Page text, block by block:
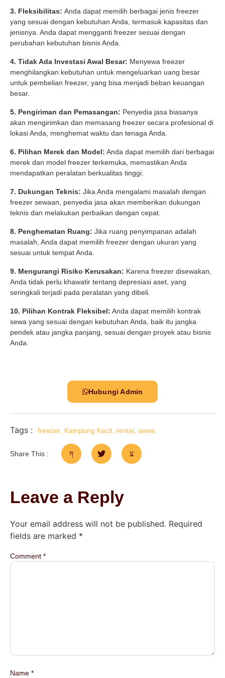
3. Fleksibilitas: Anda dapat memilih berbagai jenis freezer
yang sesuai dengan kebutuhan Anda, termasuk kapasitas dan
jenisnya. Anda dapat mengganti freezer sesuai dengan
perubahan kebutuhan bisnis Anda.
4. Tidak Ada Investasi Awal Besar: Menyewa freezer
menghilangkan kebutuhan untuk mengeluarkan uang besar
untuk pembelian freezer, yang bisa menjadi beban keuangan
besar.
5. Pengiriman dan Pemasangan: Penyedia jasa biasanya
akan mengirimkan dan memasang freezer secara profesional di
lokasi Anda, menghemat waktu dan tenaga Anda.
6. Pilihan Merek dan Model: Anda dapat memilih dari berbagai
merek dan model freezer terkemuka, memastikan Anda
mendapatkan peralatan berkualitas tinggi.
7. Dukungan Teknis: Jika Anda mengalami masalah dengan
freezer sewaan, penyedia jasa akan memberikan dukungan
teknis dan melakukan perbaikan dengan cepat.
8. Penghematan Ruang: Jika ruang penyimpanan adalah
masalah, Anda dapat memilih freezer dengan ukuran yang
sesuai untuk tempat Anda.
9. Mengurangi Risiko Kerusakan: Karena freezer disewakan,
Anda tidak perlu khawatir tentang depresiasi aset, yang
seringkali terjadi pada peralatan yang dibeli.
10. Pilihan Kontrak Fleksibel: Anda dapat memilih kontrak
sewa yang sesuai dengan kebutuhan Anda, baik itu jangka
pendek atau jangka panjang, sesuai dengan proyek atau bisnis
Anda.
Hubungi Admin
Tags : freezer Kampung Kecil rental sewa
Share This :
Leave a Reply
Your email address will not be published. Required
fields are marked *
Comment *
Name *